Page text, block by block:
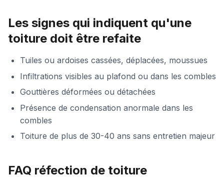
Les signes qui indiquent qu'une
toiture doit être refaite
Tuiles ou ardoises cassées, déplacées, moussues
Infiltrations visibles au plafond ou dans les combles
Gouttières déformées ou détachées
Présence de condensation anormale dans les
combles
Toiture de plus de 30-40 ans sans entretien majeur
FAQ réfection de toiture